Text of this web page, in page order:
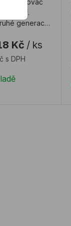
dávkovač
AQiX².
generace.
j ...
Kč / ks
s DPH